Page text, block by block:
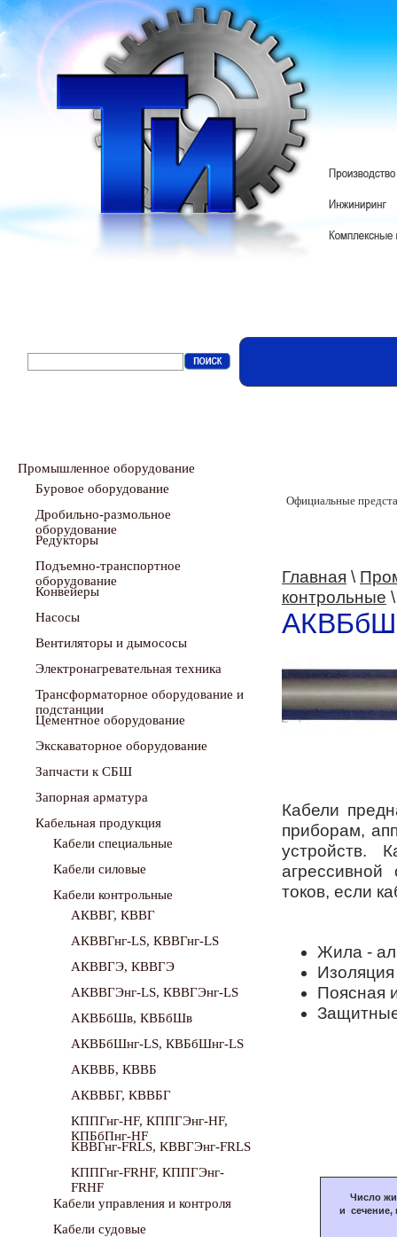
Промышленное оборудование
Буровое оборудование
Дробильно-размольное
Редукторы
Подъемно-транспортное
Конвейеры
Насосы
Вентиляторы и дымососы
Электронагревательная техника
Трансформаторное оборудование и
Цементное оборудование
Экскаваторное оборудование
Запчасти к СБШ
Запорная арматура
Кабельная продукция
Кабели специальные
Кабели силовые
Кабели контрольные
АКВВГ, КВВГ
АКВВГнг-LS, КВВГнг-LS
АКВВГЭ, КВВГЭ
АКВВГЭнг-LS, КВВГЭнг-LS
АКВБбШв, КВБбШв
АКВБбШнг-LS, КВБбШнг-LS
АКВВБ, КВВБ
АКВВБГ, КВВБГ
КППГнг-HF, КППГЭнг-HF,
КВВГнг-FRLS, КВВГЭнг-FRLS
КППГнг-FRHF, КППГЭнг-
Кабели управления и контроля
Кабели судовые
Официальные
Главная \
контрольные
Кабели
приборам,
устройств.
токов, если
Жила -
Поясная
Число
и сечение,